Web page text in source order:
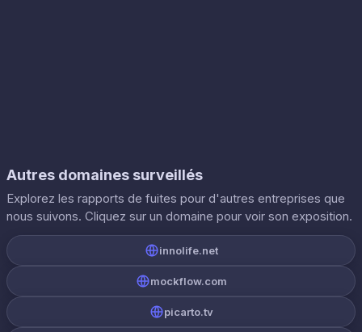
Autres domaines surveillés
Explorez les rapports de fuites pour d'autres entreprises que
nous suivons. Cliquez sur un domaine pour voir son exposition.
innolife.net
mockflow.com
picarto.tv